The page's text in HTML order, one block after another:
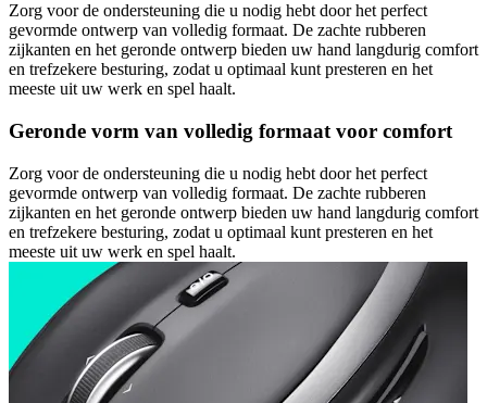
Zorg voor de ondersteuning die u nodig hebt door het perfect
gevormde ontwerp van volledig formaat. De zachte rubberen
zijkanten en het geronde ontwerp bieden uw hand langdurig comfort
en trefzekere besturing, zodat u optimaal kunt presteren en het
meeste uit uw werk en spel haalt.
Geronde vorm van volledig formaat voor comfort
Zorg voor de ondersteuning die u nodig hebt door het perfect
gevormde ontwerp van volledig formaat. De zachte rubberen
zijkanten en het geronde ontwerp bieden uw hand langdurig comfort
en trefzekere besturing, zodat u optimaal kunt presteren en het
meeste uit uw werk en spel haalt.